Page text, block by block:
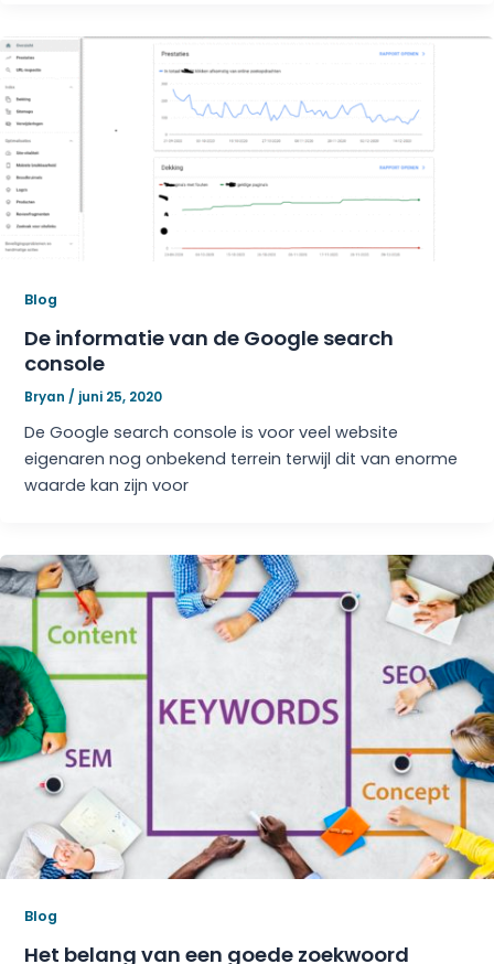
Blog
De informatie van de Google search
console
Bryan / juni 25, 2020
De Google search console is voor veel website
eigenaren nog onbekend terrein terwijl dit van enorme
waarde kan zijn voor
Blog
Het belang van een goede zoekwoord